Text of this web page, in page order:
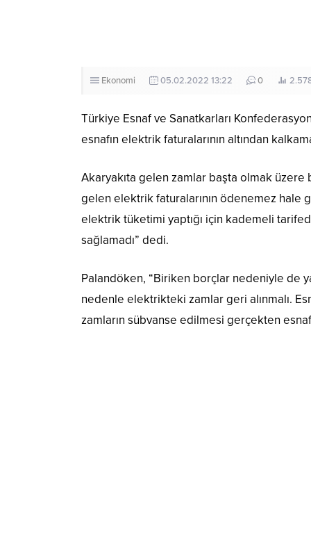
Ekonomi 05.02.2022 13:22 0
Türkiye Esnaf ve Sanatkarları
esnafın elektrik faturalarının altından
Akaryakıta gelen zamlar başta olmak
gelen elektrik faturalarının ödenemez hale
elektrik tüketimi yaptığı için kademeli
sağlamadı” dedi.
Palandöken, “Biriken borçlar nedeniyle de
nedenle elektrikteki zamlar geri alınmalı.
zamların sübvanse edilmesi gerçekten